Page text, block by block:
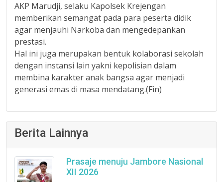
AKP Marudji, selaku Kapolsek Krejengan
memberikan semangat pada para peserta didik
agar menjauhi Narkoba dan mengedepankan
prestasi.
Hal ini juga merupakan bentuk kolaborasi sekolah
dengan instansi lain yakni kepolisian dalam
membina karakter anak bangsa agar menjadi
generasi emas di masa mendatang.(Fin)
Berita Lainnya
Prasaje menuju Jambore Nasional
XII 2026